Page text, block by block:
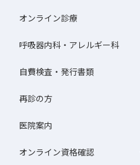
オンライン診療
呼吸器内科・アレルギー科
自費検査・発行書類
再診の方
医院案内
オンライン資格確認